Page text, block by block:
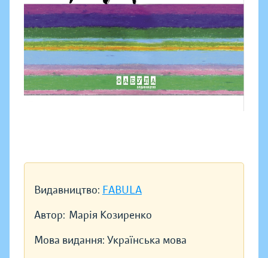
Видавництво: FABULA
Автор: Марія Козиренко
Мова видання: Українська мова